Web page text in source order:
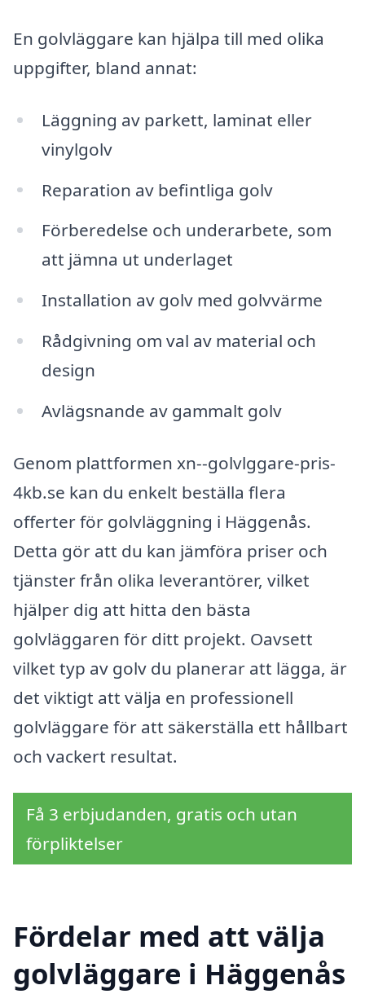
En golvläggare kan hjälpa till med olika
uppgifter, bland annat:
Läggning av parkett, laminat eller
vinylgolv
Reparation av befintliga golv
Förberedelse och underarbete, som
att jämna ut underlaget
Installation av golv med golvvärme
Rådgivning om val av material och
design
Avlägsnande av gammalt golv
Genom plattformen xn--golvlggare-pris-
4kb.se kan du enkelt beställa flera
offerter för golvläggning i Häggenås.
Detta gör att du kan jämföra priser och
tjänster från olika leverantörer, vilket
hjälper dig att hitta den bästa
golvläggaren för ditt projekt. Oavsett
vilket typ av golv du planerar att lägga, är
det viktigt att välja en professionell
golvläggare för att säkerställa ett hållbart
och vackert resultat.
Få 3 erbjudanden, gratis och utan
förpliktelser
Fördelar med att välja
golvläggare i Häggenås